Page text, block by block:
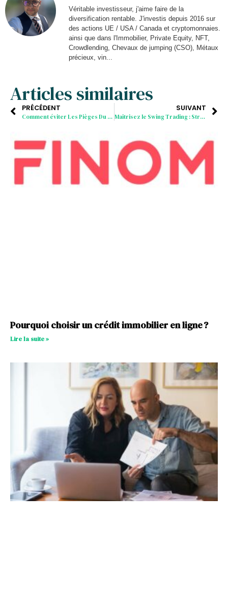
Véritable investisseur, j'aime faire de la
diversification rentable. J'investis depuis 2016 sur
des actions UE / USA / Canada et cryptomonnaies.
ainsi que dans l'Immobilier, Private Equity, NFT,
Crowdlending, Chevaux de jumping (CSO), Métaux
précieux, vin...
Articles similaires
PRÉCÉDENT
Comment éviter Les Pièges Du Swing Trading Et Rester Rentable ?
SUIVANT
Maîtrisez le Swing Trading : Stratégies Essentielles pour les Débutants
Pourquoi choisir un crédit immobilier en ligne ?
Lire la suite »